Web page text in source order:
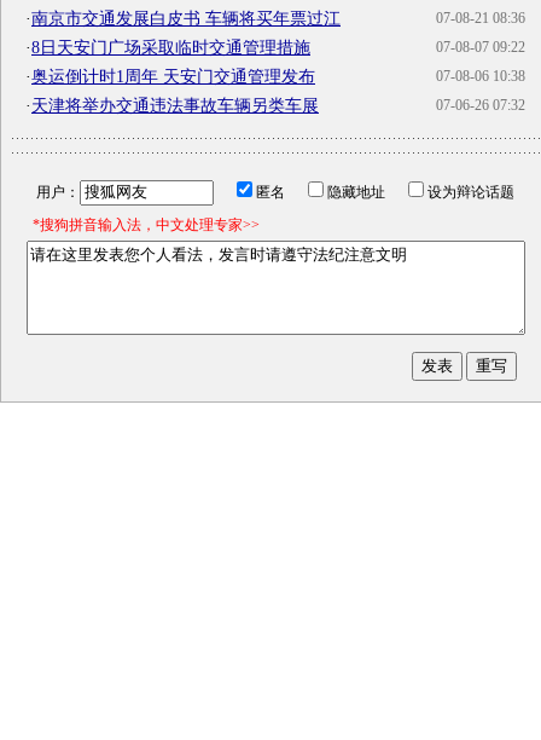
07-08-21 08:36
·南京市交通发展白皮书 车辆将买年票过江
07-08-07 09:22
·8日天安门广场采取临时交通管理措施
07-08-06 10:38
·奥运倒计时1周年 天安门交通管理发布
07-06-26 07:32
·天津将举办交通违法事故车辆另类车展
用户： 匿名 隐藏地址
设为辩论话题
*搜狗拼音输入法，中文处理专家>>